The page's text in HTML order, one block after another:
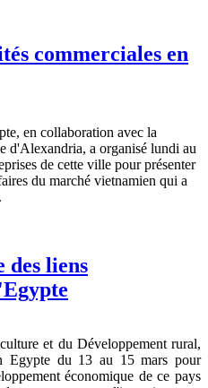
commerciales en
en collaboration avec la
d'Alexandria, a organisé lundi au
de cette ville pour présenter
du marché vietnamien qui a
des liens
et du Développement rural,
Egypte du 13 au 15 mars pour
économique de ce pays